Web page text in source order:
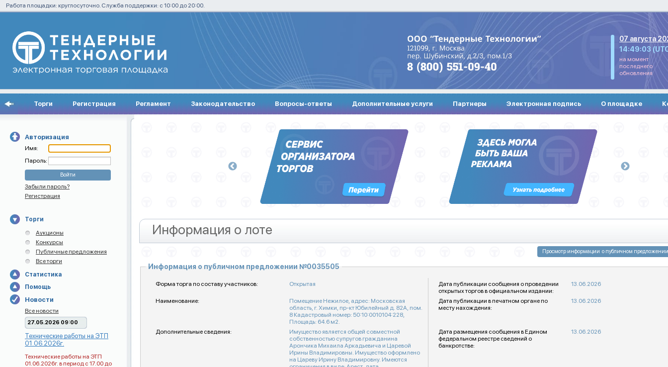
Работа площадки: круглосуточно. Служба поддержки: с 10:00 до 20:00.
07 августа
14:49:03
на момент
последнего
обновления
Торги Регистрация Регламент Законодательство Вопросы-ответы Дополнительные услуги Партнеры Электронная подпись О площадке
Авторизация
Имя:
Пароль:
Забыли пароль?
Регистрация
Торги
Аукционы
Конкурсы
Публичные предложения
Все торги
Статистика
Помощь
Новости
Все новости
27.05.2026 09:00
Технические работы на ЭТП
01.06.2026г.
Технические работы на ЭТП
01.06.2026г. в период с 17.00 до
Информация о лоте
Информация о публичном предложении №0035505
Форма торга по составу участников: Открытая
Дата публикации сообщения о проведении
открытых торгов в официальном издании:
13.06.2026
Наименование:
Помещение Нежилое, адрес: Московская
область, г. Химки, пр-кт Юбилейный д. 82А, пом.
8 Кадастровый номер: 50:10:0010104:228,
Площадь: 64.6 м2.
Дата публикации в печатном органе по
месту нахождения:
13.06.2026
Дополнительные сведения:
Имущество является общей совместной
собственностью супругов гражданина
Арончика Михаила Аркадьевича и Царевой
Ирины Владимировны. Имущество оформлено
на Цареву Ирину Владимировну. Имеются
Дата размещения сообщения в Едином
федеральном реестре сведений о
банкротстве:
13.06.2026